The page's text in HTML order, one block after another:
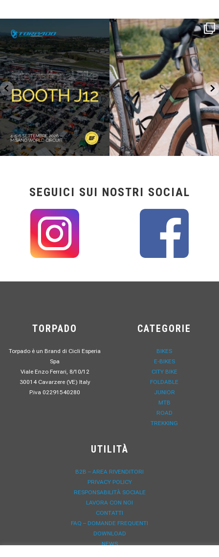
IBF sta per...
8 0
Kepler R è la gravel pensata per affrontare
lunghe...
26 0
SEGUICI SUI NOSTRI SOCIAL
TORPADO
Torpado è un Brand di Cicli Esperia
Spa
Viale Enzo Ferrari, 8/10/12
30014 Cavarzere (VE) Italy
P.iva 02291540280
CATEGORIE
BIKES
E-BIKES
CITY BIKE
FOLDABLE
JUNIOR
MTB
ROAD
TREKKING
UTILITÀ
B2B – AREA RIVENDITORI
PRIVACY POLICY
RESPONSABILITÀ SOCIALE
LAVORA CON NOI
CONTATTI
FAQ – DOMANDE FREQUENTI
DOWNLOAD
NEWS